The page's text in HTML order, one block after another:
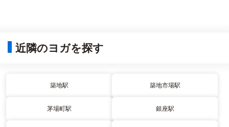
近隣のヨガを探す
築地駅 築地市場駅
茅場町駅 銀座駅